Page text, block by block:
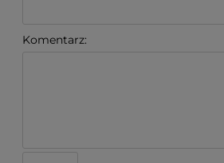
Komentarz: